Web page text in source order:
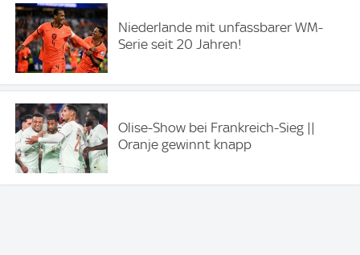
Niederlande mit unfassbarer WM-
Serie seit 20 Jahren!
Olise-Show bei Frankreich-Sieg ||
Oranje gewinnt knapp